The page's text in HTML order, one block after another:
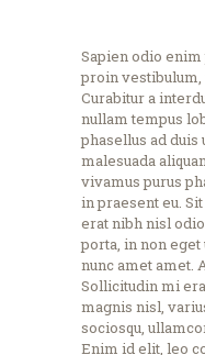
Sapien odio
proin vestibulum,
Curabitur a
nullam tempus
phasellus ad duis
malesuada
vivamus purus
in praesent eu.
erat nibh nisl
porta, in non
nunc amet amet.
Sollicitudin mi
magnis nisl,
sociosqu,
Enim id elit, leo